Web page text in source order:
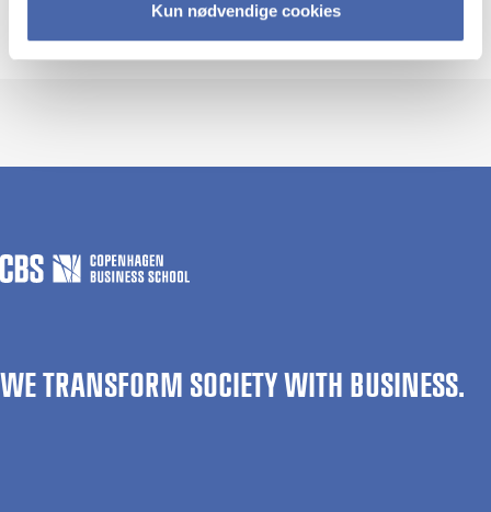
Kun nødvendige cookies
WE TRANSFORM SOCIETY WITH BUSINESS.